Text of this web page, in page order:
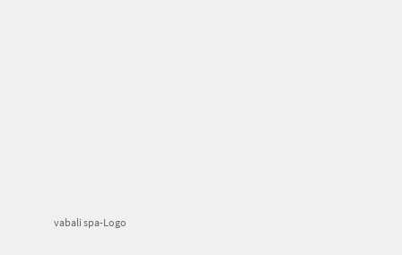
vabali spa-Logo